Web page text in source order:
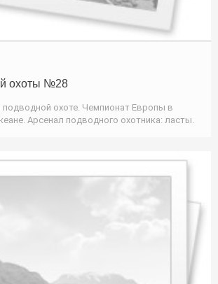
охоты №28
подводной охоте. Чемпионат Европы в
Арсенал подводного охотника: ласты.